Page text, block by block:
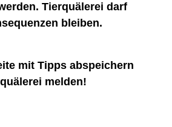
Tierquälerei darf
bleiben.
mit Tipps abspeichern
melden!